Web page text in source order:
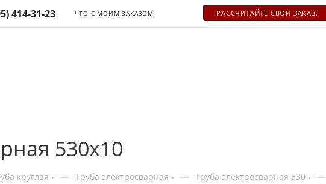
414-31-23 ЧТО С МОИМ ЗАКАЗОМ РАСCЧИТАЙТЕ СВОЙ ЗАКАЗ.
530x10
круглая — Труба электросварная — Труба электросварная 530 —